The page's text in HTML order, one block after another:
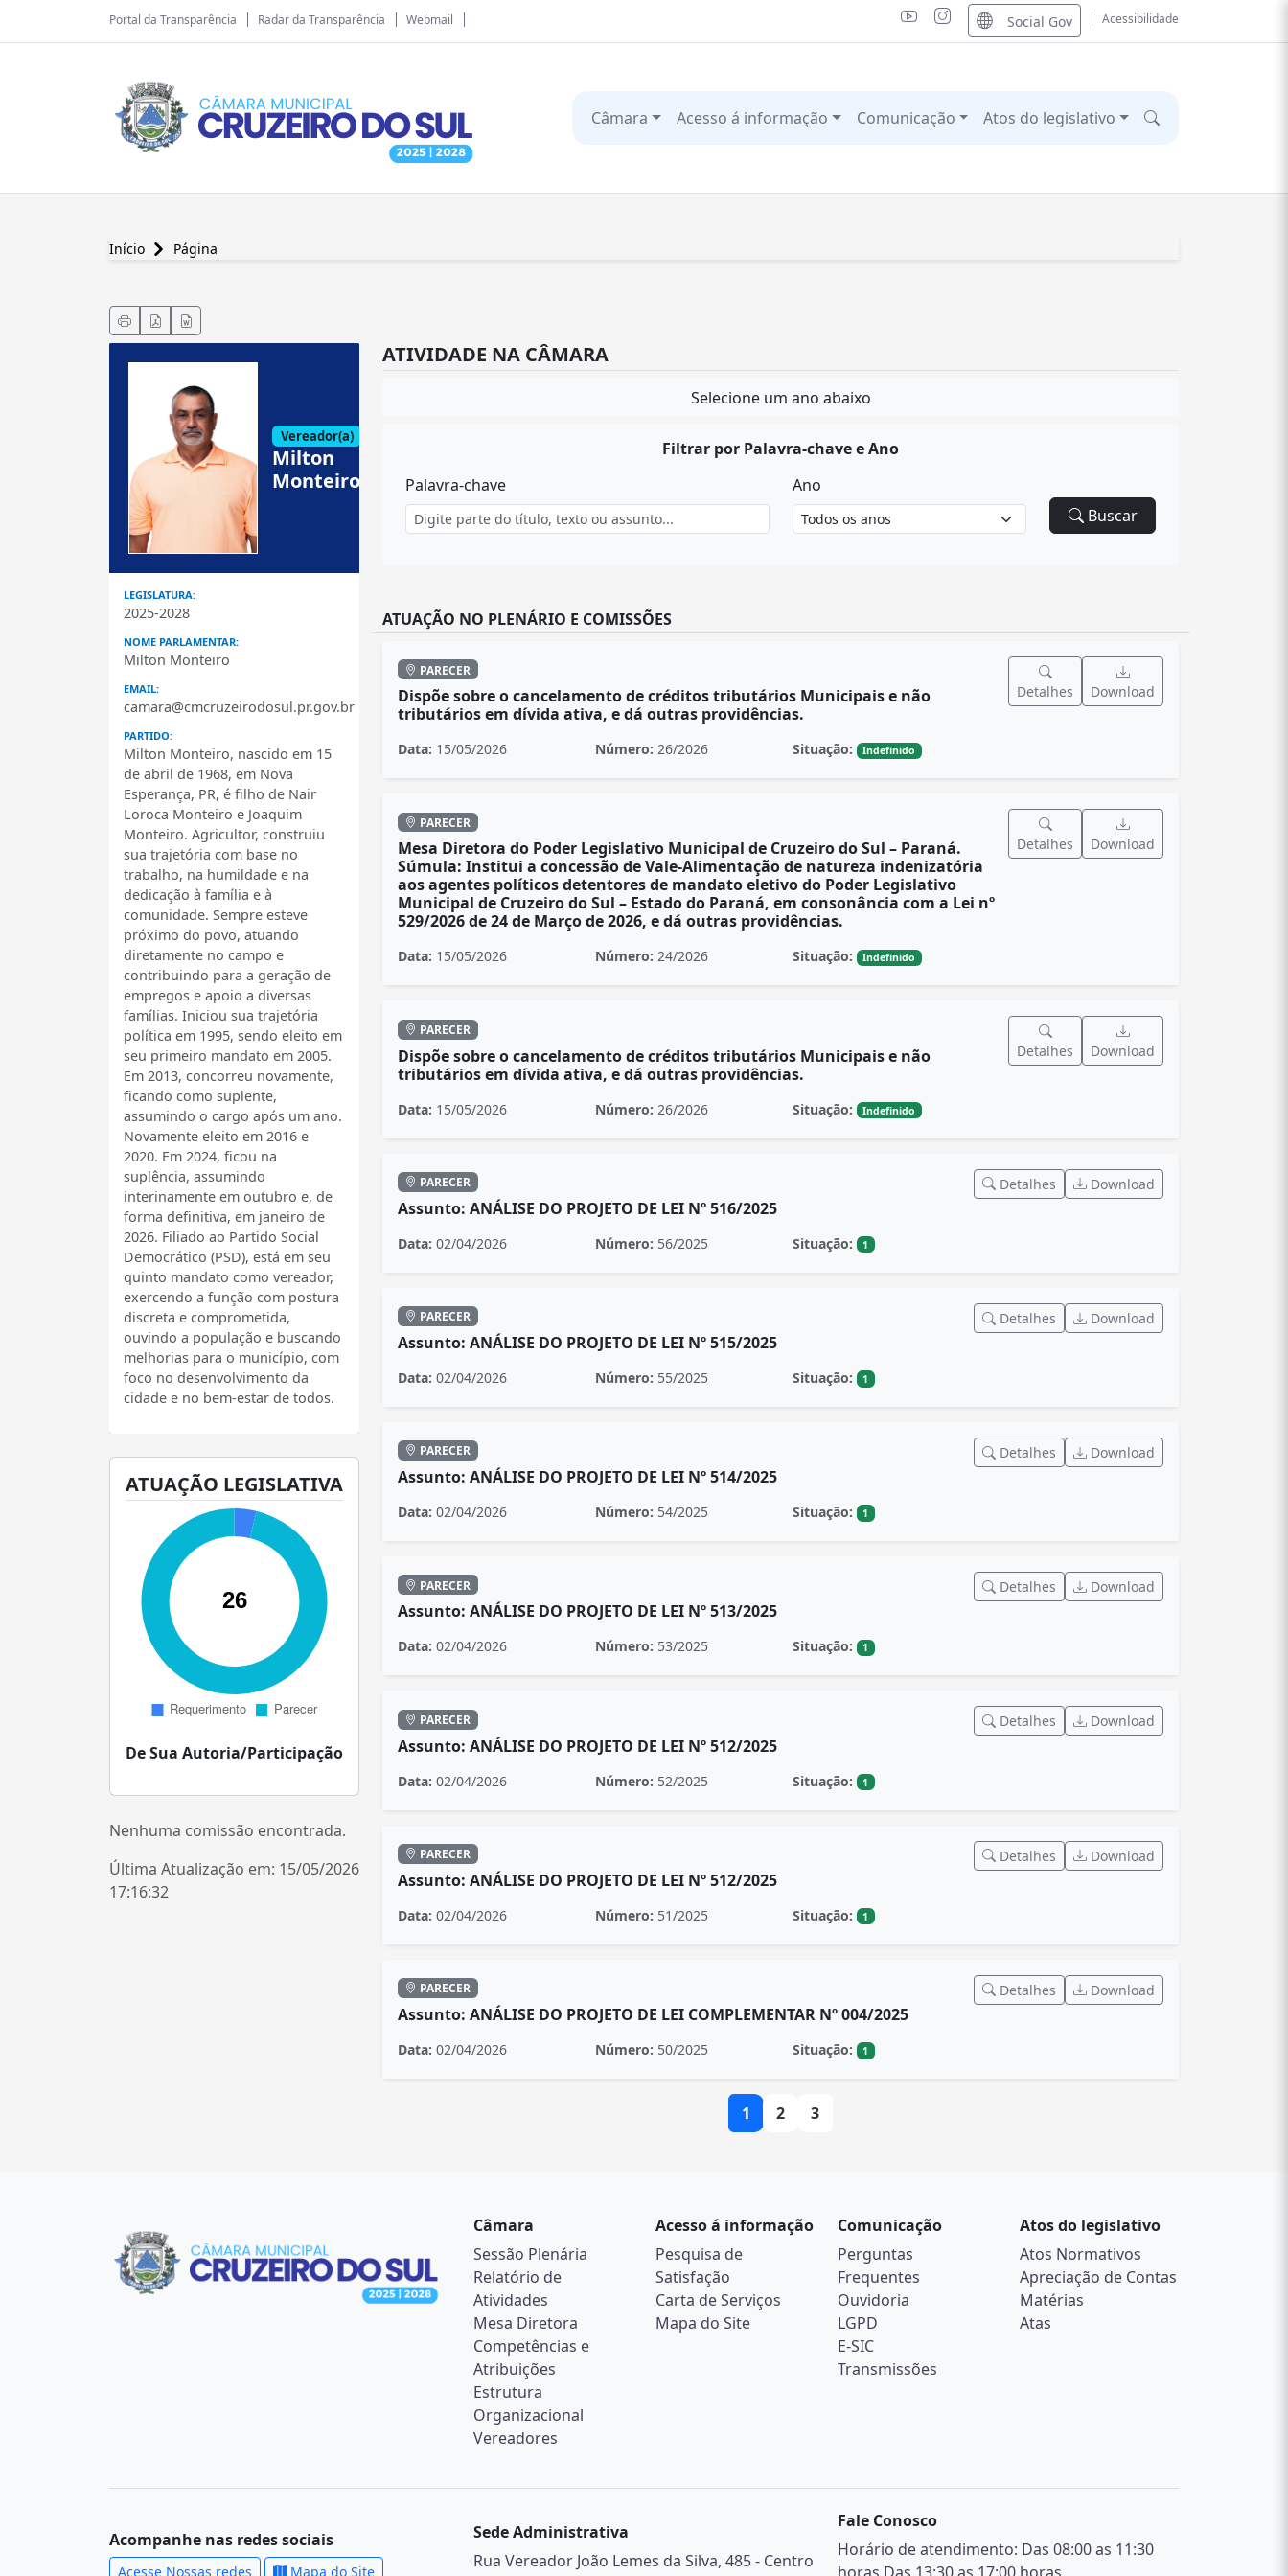
Portal da Transparência Radar da Transparência Webmail Social Gov Acessibilidade
Câmara Acesso á informação Comunicação Atos do legislativo
Início Página
Vereador(a)
Milton
Monteiro
LEGISLATURA:
2025-2028
NOME PARLAMENTAR:
Milton Monteiro
EMAIL:
camara@cmcruzeirodosul.pr.gov.br
PARTIDO:
Milton Monteiro, nascido em 15
de abril de 1968, em Nova
Esperança, PR, é filho de Nair
Loroca Monteiro e Joaquim
Monteiro. Agricultor, construiu
sua trajetória com base no
trabalho, na humildade e na
dedicação à família e à
comunidade. Sempre esteve
próximo do povo, atuando
diretamente no campo e
contribuindo para a geração de
empregos e apoio a diversas
famílias. Iniciou sua trajetória
política em 1995, sendo eleito em
seu primeiro mandato em 2005.
Em 2013, concorreu novamente,
ficando como suplente,
assumindo o cargo após um ano.
Novamente eleito em 2016 e
2020. Em 2024, ficou na
suplência, assumindo
interinamente em outubro e, de
forma definitiva, em janeiro de
2026. Filiado ao Partido Social
Democrático (PSD), está em seu
quinto mandato como vereador,
exercendo a função com postura
discreta e comprometida,
ouvindo a população e buscando
melhorias para o município, com
foco no desenvolvimento da
cidade e no bem-estar de todos.
ATUAÇÃO LEGISLATIVA
De Sua Autoria/Participação
Nenhuma comissão encontrada.
Última Atualização em: 15/05/2026
17:16:32
ATIVIDADE NA CÂMARA
Selecione um ano abaixo
Filtrar por Palavra-chave e Ano
Palavra-chave
Ano
Buscar
ATUAÇÃO NO PLENÁRIO E COMISSÕES
PARECER
Dispõe sobre o cancelamento de créditos tributários Municipais e não
tributários em dívida ativa, e dá outras providências.
Detalhes Download
Data: 15/05/2026 Número: 26/2026 Situação: Indefinido
PARECER
Mesa Diretora do Poder Legislativo Municipal de Cruzeiro do Sul – Paraná.
Súmula: Institui a concessão de Vale-Alimentação de natureza indenizatória
aos agentes políticos detentores de mandato eletivo do Poder Legislativo
Municipal de Cruzeiro do Sul – Estado do Paraná, em consonância com a Lei nº
529/2026 de 24 de Março de 2026, e dá outras providências.
Detalhes Download
Data: 15/05/2026 Número: 24/2026 Situação: Indefinido
PARECER
Dispõe sobre o cancelamento de créditos tributários Municipais e não
tributários em dívida ativa, e dá outras providências.
Detalhes Download
Data: 15/05/2026 Número: 26/2026 Situação: Indefinido
PARECER
Assunto: ANÁLISE DO PROJETO DE LEI Nº 516/2025
Detalhes Download
Data: 02/04/2026 Número: 56/2025 Situação: 1
PARECER
Assunto: ANÁLISE DO PROJETO DE LEI Nº 515/2025
Detalhes Download
Data: 02/04/2026 Número: 55/2025 Situação: 1
PARECER
Assunto: ANÁLISE DO PROJETO DE LEI Nº 514/2025
Detalhes Download
Data: 02/04/2026 Número: 54/2025 Situação: 1
PARECER
Assunto: ANÁLISE DO PROJETO DE LEI Nº 513/2025
Detalhes Download
Data: 02/04/2026 Número: 53/2025 Situação: 1
PARECER
Assunto: ANÁLISE DO PROJETO DE LEI Nº 512/2025
Detalhes Download
Data: 02/04/2026 Número: 52/2025 Situação: 1
PARECER
Assunto: ANÁLISE DO PROJETO DE LEI Nº 512/2025
Detalhes Download
Data: 02/04/2026 Número: 51/2025 Situação: 1
PARECER
Assunto: ANÁLISE DO PROJETO DE LEI COMPLEMENTAR Nº 004/2025
Detalhes Download
Data: 02/04/2026 Número: 50/2025 Situação: 1
1 2 3
Câmara
Sessão Plenária
Relatório de
Atividades
Mesa Diretora
Competências e
Atribuições
Estrutura
Organizacional
Vereadores
Acesso á informação
Pesquisa de
Satisfação
Carta de Serviços
Mapa do Site
Comunicação
Perguntas
Frequentes
Ouvidoria
LGPD
E-SIC
Transmissões
Atos do legislativo
Atos Normativos
Apreciação de Contas
Matérias
Atas
Acompanhe nas redes sociais
Acesse Nossas redes Mapa do Site
Sede Administrativa
Rua Vereador João Lemes da Silva, 485 - Centro
Fale Conosco
Horário de atendimento: Das 08:00 as 11:30